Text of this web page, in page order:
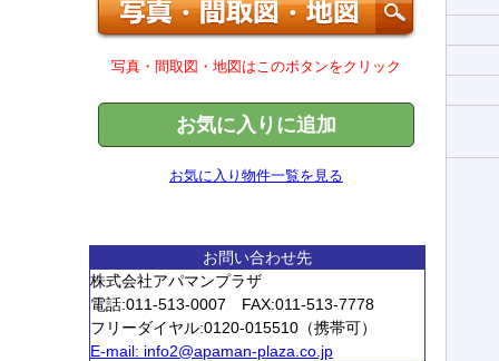
写真・間取図・地図はこのボタンをクリック
お気に入りに追加
お気に入り物件一覧を見る
お問い合わせ先
株式会社アパマンプラザ
電話:011-513-0007 FAX:011-513-7778
フリーダイヤル:0120-015510（携帯可）
E-mail: info2@apaman-plaza.co.jp